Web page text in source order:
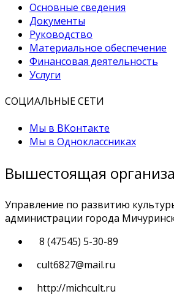
Основные сведения
Документы
Руководство
Материальное обеспечение
Финансовая деятельность
Услуги
СОЦИАЛЬНЫЕ СЕТИ
Мы в ВКонтакте
Мы в Одноклассниках
Вышестоящая
Управление по развитию
администрации города
8 (47545) 5-30-89
cult6827@mail.ru
http://michcult.ru